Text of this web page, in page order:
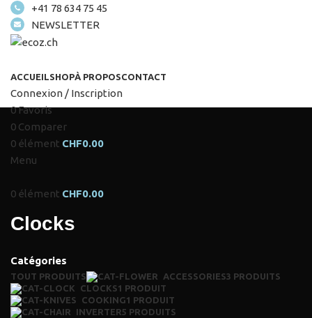
+41 78 634 75 45
NEWSLETTER
ACCUEILSHOPÀ PROPOSCONTACT
Connexion / Inscription
0Favoris
0 Comparer
0 élément CHF0.00
Menu
0 élément CHF0.00
Clocks
Catégories
TOUT PRODUITS ACCESSORIES3 PRODUITS
CLOCKS1 PRODUIT
COOKING1 PRODUIT
INVERTER5 PRODUITS